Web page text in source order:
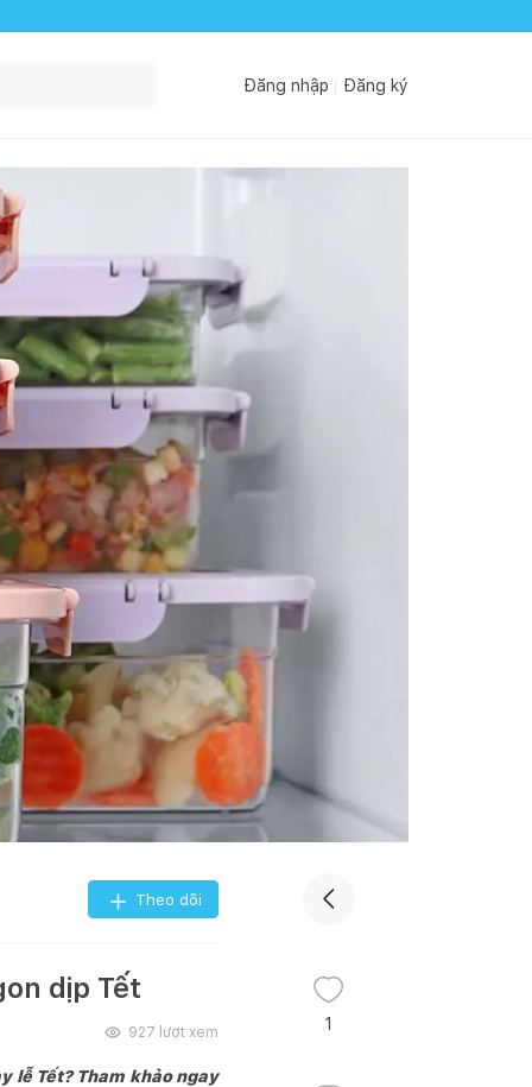
Đăng nhập Đăng ký
Theo dõi
dịp Tết
927 lượt xem
lễ Tết? Tham khảo ngay
1